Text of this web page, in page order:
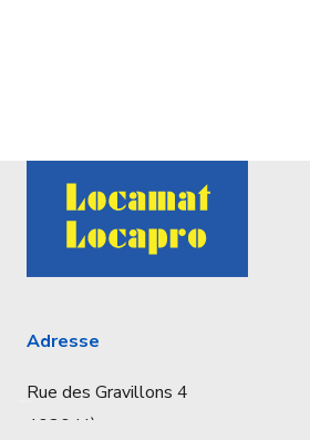
Adresse
Rue des Gravillons 4
4020 Liège